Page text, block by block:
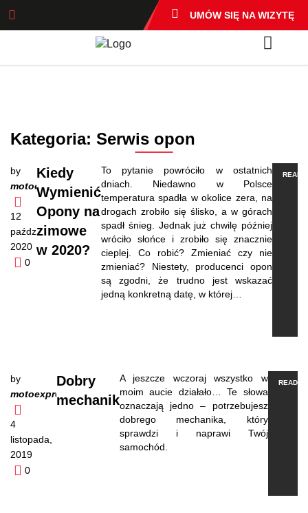
UMÓW SIĘ NA WIZYTĘ
Kategoria: Serwis opon
by
motoexpresso
12
października,
2020
0
Kiedy
Wymienić
Opony na
zimowe
w 2020?
To pytanie powróciło w ostatnich
dniach. Niedawno w Polsce
temperatura spadła w okolice zera, na
drogach zrobiło się ślisko, a w górach
spadł śnieg. Jednak już chwilę później
wróciło słońce i zrobiło się znacznie
cieplej. Co robić? Zmieniać czy nie
zmieniać? Niestety, producenci opon
są zgodni, że trudno jest wskazać
jedną konkretną datę, w której…
READ
by
motoexpresso
4
listopada,
2019
0
Dobry
mechanik
A jeszcze wczoraj wszystko w
moim aucie działało… Te słowa
oznaczają jedno – potrzebujesz
dobrego mechanika, który
sprawdzi i naprawi Twój
samochód.
READ